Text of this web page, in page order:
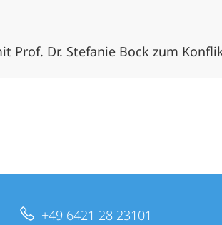
Prof. Dr. Stefanie Bock zum
+49 6421 28 23101